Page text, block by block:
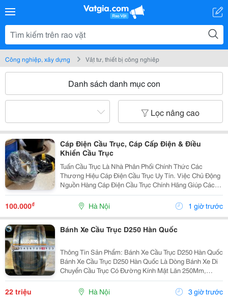
Công nghiệp, xây dựng Vật tư, thiết bị công nghiệp
Danh sách danh mục con
Lọc nâng cao
Cáp Điện Cầu Trục, Cáp Cấp Điện & Điều
Khiển Cầu Trục
Tuấn Cầu Trục Là Nhà Phân Phối Chính Thức Các
Thương Hiệu Cáp Điện Cầu Trục Uy Tín. Việc Chủ Động
Nguồn Hàng Cáp Điện Cầu Trục Chính Hãng Giúp Các
Đơn Đảm Bảo Tính Liên Tục Trong Thi Công Và Dễ Dàng
Thay Thế Phụ Kiện Đồng Bộ Về Sau. Nguồn Hàng...
100.000₫ Hà Nội 1 giờ trước
Bánh Xe Cầu Trục D250 Hàn Quốc
Thông Tin Sản Phẩm: Bánh Xe Cầu Trục D250 Hàn Quốc
Bánh Xe Cầu Trục D250 Hàn Quốc Là Dòng Bánh Xe Di
Chuyển Cầu Trục Có Đường Kính Mặt Lăn 250Mm,
Chuyên Dùng Cho Hệ Thống Dầm Biên Cầu Trục Và
Cổng Trục. Sản Phẩm Được Thiết Kế Nhằm Hỗ Trợ Cầu
22 triệu Hà Nội 3 giờ trước